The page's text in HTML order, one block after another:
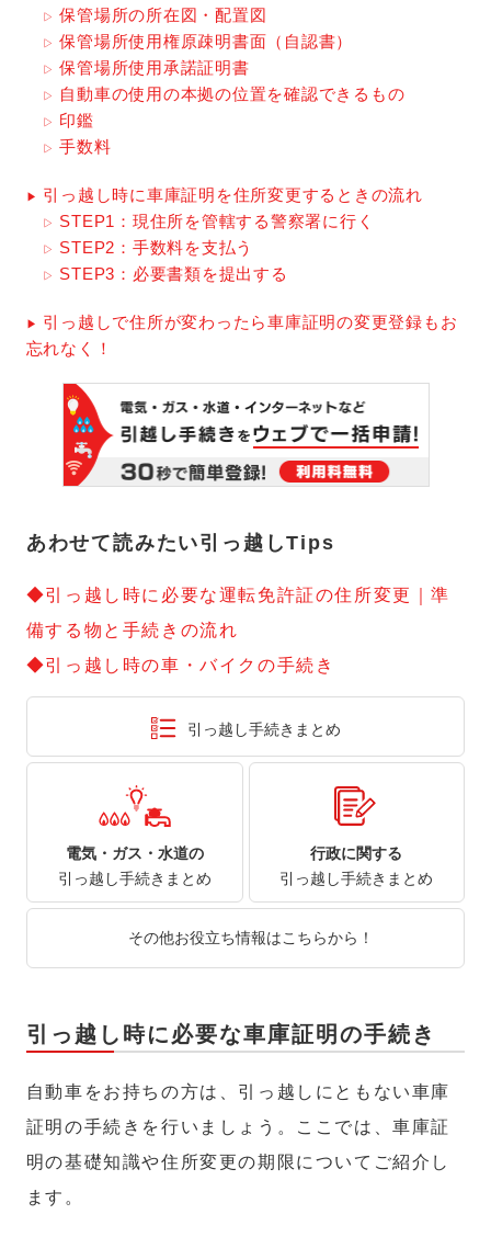
保管場所の所在図・配置図
保管場所使用権原疎明書面（自認書）
保管場所使用承諾証明書
自動車の使用の本拠の位置を確認できるもの
印鑑
手数料
引っ越し時に車庫証明を住所変更するときの流れ
STEP1：現住所を管轄する警察署に行く
STEP2：手数料を支払う
STEP3：必要書類を提出する
引っ越しで住所が変わったら車庫証明の変更登録もお
忘れなく！
あわせて読みたい引っ越しTips
◆引っ越し時に必要な運転免許証の住所変更｜準
備する物と手続きの流れ
◆引っ越し時の車・バイクの手続き
引っ越し手続きまとめ
電気・ガス・水道の
引っ越し手続きまとめ
行政に関する
引っ越し手続きまとめ
その他お役立ち情報はこちらから！
引っ越し時に必要な車庫証明の手続き
自動車をお持ちの方は、引っ越しにともない車庫
証明の手続きを行いましょう。ここでは、車庫証
明の基礎知識や住所変更の期限についてご紹介し
ます。